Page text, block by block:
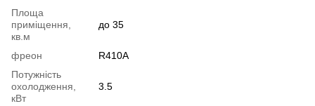
Площа
приміщення,
кв.м
до 35
фреон
R410A
Потужність
охолодження,
кВт
3.5